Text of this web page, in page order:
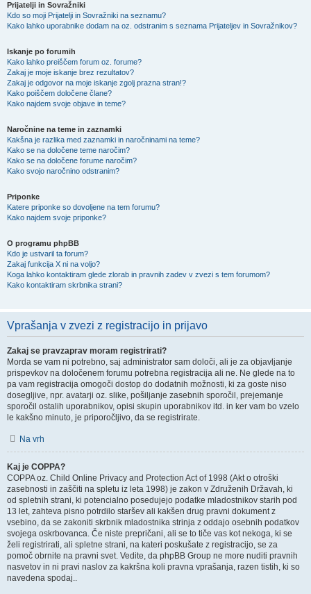
Prijatelji in Sovražniki
Kdo so moji Prijatelji in Sovražniki na seznamu?
Kako lahko uporabnike dodam na oz. odstranim s seznama Prijateljev in Sovražnikov?
Iskanje po forumih
Kako lahko preiščem forum oz. forume?
Zakaj je moje iskanje brez rezultatov?
Zakaj je odgovor na moje iskanje zgolj prazna stran!?
Kako poiščem določene člane?
Kako najdem svoje objave in teme?
Naročnine na teme in zaznamki
Kakšna je razlika med zaznamki in naročninami na teme?
Kako se na določene teme naročim?
Kako se na določene forume naročim?
Kako svojo naročnino odstranim?
Priponke
Katere priponke so dovoljene na tem forumu?
Kako najdem svoje priponke?
O programu phpBB
Kdo je ustvaril ta forum?
Zakaj funkcija X ni na voljo?
Koga lahko kontaktiram glede zlorab in pravnih zadev v zvezi s tem forumom?
Kako kontaktiram skrbnika strani?
Vprašanja v zvezi z registracijo in prijavo
Zakaj se pravzaprav moram registrirati?
Morda se vam ni potrebno, saj administrator sam določi, ali je za objavljanje
prispevkov na določenem forumu potrebna registracija ali ne. Ne glede na to
pa vam registracija omogoči dostop do dodatnih možnosti, ki za goste niso
dosegljive, npr. avatarji oz. slike, pošiljanje zasebnih sporočil, prejemanje
sporočil ostalih uporabnikov, opisi skupin uporabnikov itd. in ker vam bo vzelo
le kakšno minuto, je priporočljivo, da se registrirate.
Na vrh
Kaj je COPPA?
COPPA oz. Child Online Privacy and Protection Act of 1998 (Akt o otroški
zasebnosti in zaščiti na spletu iz leta 1998) je zakon v Združenih Državah, ki
od spletnih strani, ki potencialno posedujejo podatke mladostnikov starih pod
13 let, zahteva pisno potrdilo staršev ali kakšen drug pravni dokument z
vsebino, da se zakoniti skrbnik mladostnika strinja z oddajo osebnih podatkov
svojega oskrbovanca. Če niste prepričani, ali se to tiče vas kot nekoga, ki se
želi registrirati, ali spletne strani, na kateri poskušate z registracijo, se za
pomoč obrnite na pravni svet. Vedite, da phpBB Group ne more nuditi pravnih
nasvetov in ni pravi naslov za kakršna koli pravna vprašanja, razen tistih, ki so
navedena spodaj..